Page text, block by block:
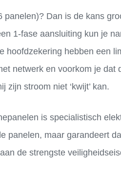
Dan is de kans
1-fase aansluiting kun je
hoofdzekering hebben een
netwerk en voorkom je dat
stroom niet ‘kwijt’ kan.
is specialistisch
panelen, maar garandeert
de strengste